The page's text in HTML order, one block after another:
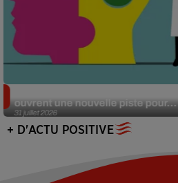
31 juillet 2026
ouvrent une nouvelle piste pour...
+ D'ACTU POSITIVE